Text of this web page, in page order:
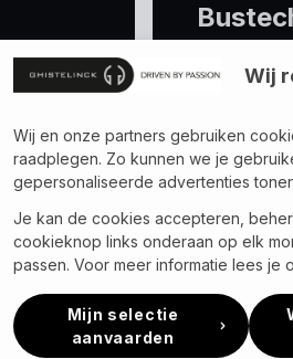
Eke
Wij
Wij en onze partners gebruiken
raadplegen. Zo kunnen we je
gepersonaliseerde advertenties
Je kan de cookies accepteren,
cookieknop links onderaan op elk
passen. Voor meer informatie lees je
Mijn selectie
aanvaarden